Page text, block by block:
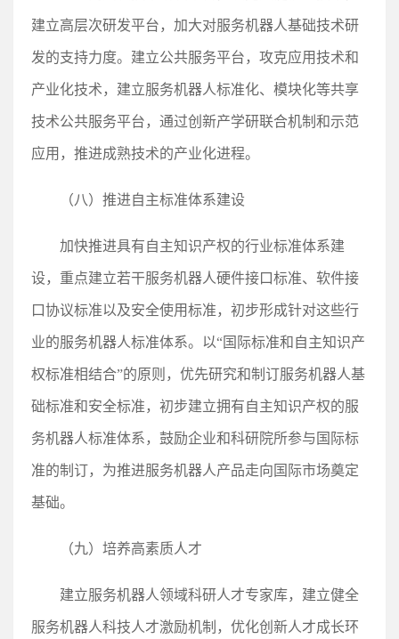
建立高层次研发平台，加大对服务机器人基础技术研
发的支持力度。建立公共服务平台，攻克应用技术和
产业化技术，建立服务机器人标准化、模块化等共享
技术公共服务平台，通过创新产学研联合机制和示范
应用，推进成熟技术的产业化进程。
（八）推进自主标准体系建设
加快推进具有自主知识产权的行业标准体系建
设，重点建立若干服务机器人硬件接口标准、软件接
口协议标准以及安全使用标准，初步形成针对这些行
业的服务机器人标准体系。以“国际标准和自主知识产
权标准相结合”的原则，优先研究和制订服务机器人基
础标准和安全标准，初步建立拥有自主知识产权的服
务机器人标准体系，鼓励企业和科研院所参与国际标
准的制订，为推进服务机器人产品走向国际市场奠定
基础。
（九）培养高素质人才
建立服务机器人领域科研人才专家库，建立健全
服务机器人科技人才激励机制，优化创新人才成长环